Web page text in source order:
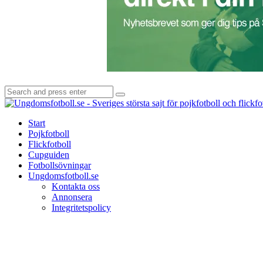
Search
for:
Search
Start
Pojkfotboll
Flickfotboll
Cupguiden
Fotbollsövningar
Ungdomsfotboll.se
Kontakta oss
Annonsera
Integritetspolicy